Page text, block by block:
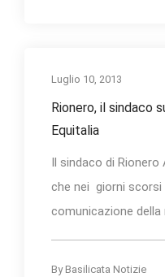
Luglio 10, 2013
Rionero, il sindaco
Equitalia
Il sindaco di
che nei giorni
comunicazione della
By Basilicata Notizie